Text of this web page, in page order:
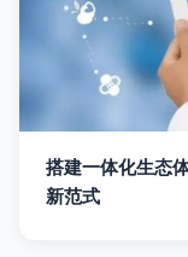
搭建一体化生态
新范式